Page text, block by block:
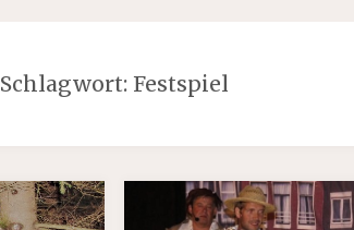
Schlagwort: Festspiel